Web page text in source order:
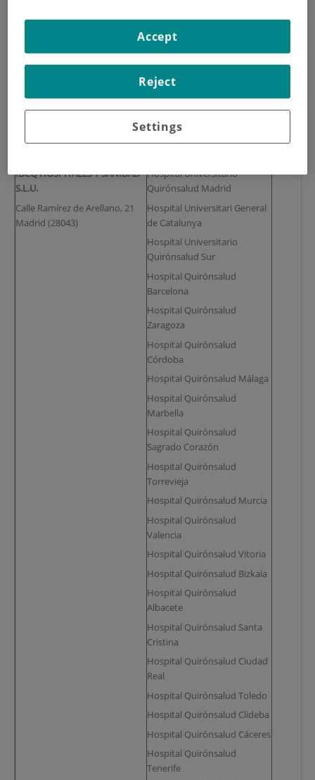
A) In case you are patient of any of the health centers of the Group,
the data controller of your personal data is the company of the
center that provides health care:
Data Controller (company
owner of the health centre
Health Center
IDCQ HOSPITALES Y SANIDAD
S.L.U.
Calle Ramírez de Arellano, 21
Madrid (28043)
Hospital Universitario
Quirónsalud Madrid
Hospital Universitari General
de Catalunya
Hospital Universitario
Quirónsalud Sur
Hospital Quirónsalud
Barcelona
Hospital Quirónsalud
Zaragoza
Hospital Quirónsalud
Córdoba
Hospital Quirónsalud Málaga
Hospital Quirónsalud
Marbella
Hospital Quirónsalud
Sagrado Corazón
Hospital Quirónsalud
Torrevieja
Hospital Quirónsalud Murcia
Hospital Quirónsalud
Valencia
Hospital Quirónsalud Vitoria
Hospital Quirónsalud Bizkaia
Hospital Quirónsalud
Albacete
Hospital Quirónsalud Santa
Cristina
Hospital Quirónsalud Ciudad
Real
Hospital Quirónsalud Toledo
Hospital Quirónsalud Clideba
Hospital Quirónsalud Cáceres
Hospital Quirónsalud
Tenerife
Settings
Reject
Accept